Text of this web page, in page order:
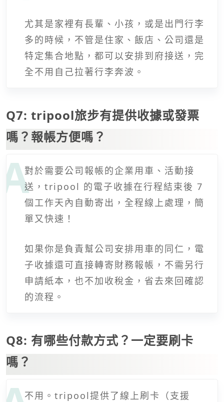
尤其是家裡有長輩、小孩，或是出門行李
多的時候，不管是住家、飯店、公司還是
特定集合地點，都可以安排到府接送，完
全不用自己拉著行李奔波。
Q7: tripool旅步有提供收據或發票
嗎？報帳方便嗎？
對於需要公司報帳的企業用車、活動接
送，tripool 的電子收據在行程結束後 7
個工作天內自動寄出，全程線上處理，簡
單又快速！
如果你是負責幫公司安排用車的同仁，電
子收據還可直接轉寄財務報帳，不需另行
申請紙本，也不加收稅金，省去來回確認
的流程。
Q8: 有哪些付款方式？一定要刷卡
嗎？
不用。tripool提供了線上刷卡（支援